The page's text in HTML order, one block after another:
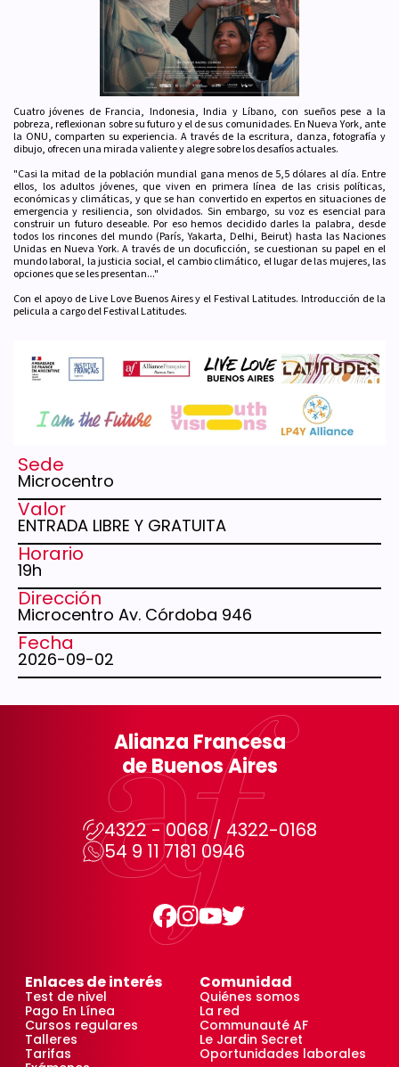
Cuatro jóvenes de Francia, Indonesia, India y Líbano, con sueños pese a la
pobreza, reflexionan sobre su futuro y el de sus comunidades. En Nueva York, ante
la ONU, comparten su experiencia. A través de la escritura, danza, fotografía y
dibujo, ofrecen una mirada valiente y alegre sobre los desafíos actuales.
"Casi la mitad de la población mundial gana menos de 5,5 dólares al día. Entre
ellos, los adultos jóvenes, que viven en primera línea de las crisis políticas,
económicas y climáticas, y que se han convertido en expertos en situaciones de
emergencia y resiliencia, son olvidados. Sin embargo, su voz es esencial para
construir un futuro deseable. Por eso hemos decidido darles la palabra, desde
todos los rincones del mundo (París, Yakarta, Delhi, Beirut) hasta las Naciones
Unidas en Nueva York. A través de un docuficción, se cuestionan su papel en el
mundo laboral, la justicia social, el cambio climático, el lugar de las mujeres, las
opciones que se les presentan..."
Con el apoyo de Live Love Buenos Aires y el Festival Latitudes. Introducción de la
pelicula a cargo del Festival Latitudes.
Sede
Microcentro
Valor
ENTRADA LIBRE Y GRATUITA
Horario
19h
Dirección
Microcentro Av. Córdoba 946
Fecha
2026-09-02
Alianza Francesa
de Buenos Aires
4322 - 0068 / 4322-0168
54 9 11 7181 0946
Enlaces de interés
Test de nivel
Pago En Línea
Cursos regulares
Talleres
Tarifas
Comunidad
Quiénes somos
La red
Communauté AF
Le Jardin Secret
Oportunidades laborales